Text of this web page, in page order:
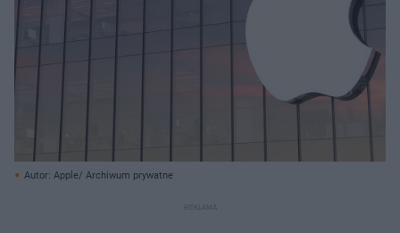
Autor: Apple/ Archiwum prywatne